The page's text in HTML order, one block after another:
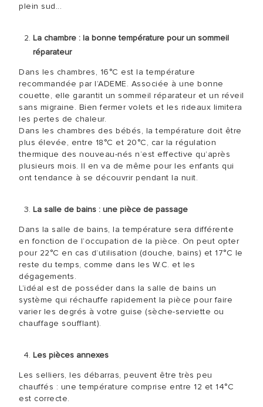
plein sud...
La chambre : la bonne température pour un sommeil
réparateur
Dans les chambres, 16°C est la température
recommandée par l’ADEME. Associée à une bonne
couette, elle garantit un sommeil réparateur et un réveil
sans migraine. Bien fermer volets et les rideaux limitera
les pertes de chaleur.
Dans les chambres des bébés, la température doit être
plus élevée, entre 18°C et 20°C, car la régulation
thermique des nouveau-nés n’est effective qu’après
plusieurs mois. Il en va de même pour les enfants qui
ont tendance à se découvrir pendant la nuit.
La salle de bains : une pièce de passage
Dans la salle de bains, la température sera différente
en fonction de l’occupation de la pièce. On peut opter
pour 22°C en cas d’utilisation (douche, bains) et 17°C le
reste du temps, comme dans les W.C. et les
dégagements.
L’idéal est de posséder dans la salle de bains un
système qui réchauffe rapidement la pièce pour faire
varier les degrés à votre guise (sèche-serviette ou
chauffage soufflant).
Les pièces annexes
Les selliers, les débarras, peuvent être très peu
chauffés : une température comprise entre 12 et 14°C
est correcte.